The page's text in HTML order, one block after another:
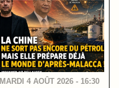
MARDI 4 AOÛT 2026 - 16:30